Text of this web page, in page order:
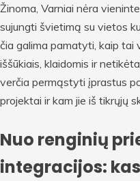
Žinoma, Varniai nėra
sujungti švietimą su vietos
čia galima pamatyti, kaip tai
iššūkiais, klaidomis ir
verčia permąstyti įprastus
projektai ir kam jie iš tikrųjų
Nuo renginių
integracijos: